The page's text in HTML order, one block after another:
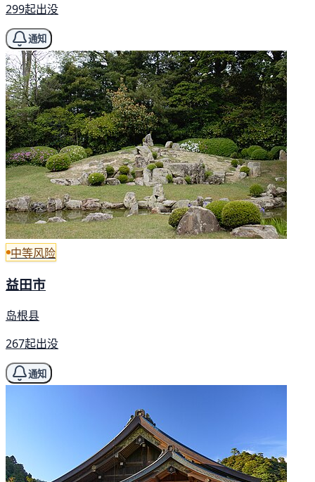
299起出没
通知
中等风险
益田市
岛根县
267起出没
通知